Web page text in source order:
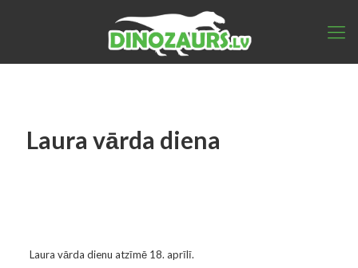
Laura vārda diena
Laura vārda dienu atzīmē 18. aprīlī.